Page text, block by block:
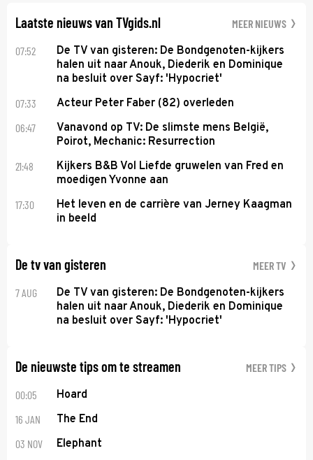
Laatste nieuws van TVgids.nl MEER NIEUWS
07:52
De TV van gisteren: De Bondgenoten-kijkers
halen uit naar Anouk, Diederik en Dominique
na besluit over Sayf: 'Hypocriet'
07:33 Acteur Peter Faber (82) overleden
06:47
Vanavond op TV: De slimste mens België,
Poirot, Mechanic: Resurrection
21:48
Kijkers B&B Vol Liefde gruwelen van Fred en
moedigen Yvonne aan
17:30
Het leven en de carrière van Jerney Kaagman
in beeld
De tv van gisteren MEER TV
7 AUG
De TV van gisteren: De Bondgenoten-kijkers
halen uit naar Anouk, Diederik en Dominique
na besluit over Sayf: 'Hypocriet'
De nieuwste tips om te streamen MEER TIPS
00:05 Hoard
16 JAN The End
03 NOV Elephant